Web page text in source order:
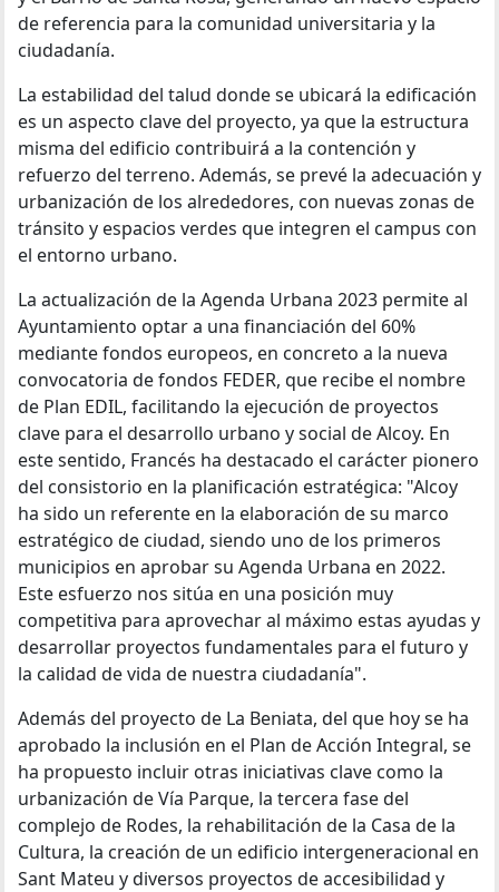
de referencia para la comunidad universitaria y la
ciudadanía.
La estabilidad del talud donde se ubicará la edificación
es un aspecto clave del proyecto, ya que la estructura
misma del edificio contribuirá a la contención y
refuerzo del terreno. Además, se prevé la adecuación y
urbanización de los alrededores, con nuevas zonas de
tránsito y espacios verdes que integren el campus con
el entorno urbano.
La actualización de la Agenda Urbana 2023 permite al
Ayuntamiento optar a una financiación del 60%
mediante fondos europeos, en concreto a la nueva
convocatoria de fondos FEDER, que recibe el nombre
de Plan EDIL, facilitando la ejecución de proyectos
clave para el desarrollo urbano y social de Alcoy. En
este sentido, Francés ha destacado el carácter pionero
del consistorio en la planificación estratégica: "Alcoy
ha sido un referente en la elaboración de su marco
estratégico de ciudad, siendo uno de los primeros
municipios en aprobar su Agenda Urbana en 2022.
Este esfuerzo nos sitúa en una posición muy
competitiva para aprovechar al máximo estas ayudas y
desarrollar proyectos fundamentales para el futuro y
la calidad de vida de nuestra ciudadanía".
Además del proyecto de La Beniata, del que hoy se ha
aprobado la inclusión en el Plan de Acción Integral, se
ha propuesto incluir otras iniciativas clave como la
urbanización de Vía Parque, la tercera fase del
complejo de Rodes, la rehabilitación de la Casa de la
Cultura, la creación de un edificio intergeneracional en
Sant Mateu y diversos proyectos de accesibilidad y